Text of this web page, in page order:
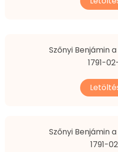
Szőnyi Benjámin
1791-
Szőnyi Benjámin
1791-